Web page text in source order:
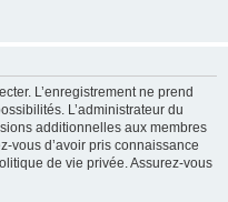
L’enregistrement ne prend
L’administrateur du
additionnelles aux membres
vous d’avoir pris connaissance
de vie privée. Assurez-vous